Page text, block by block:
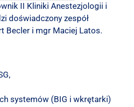
II Kliniki Anestezjologii i
doświadczony zespół
Becler i mgr Maciej Latos.
systemów (BIG i wkrętarki)